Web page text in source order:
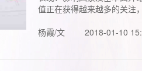
值正在获得越来越多的关注
杨霞/文
2018-01-10